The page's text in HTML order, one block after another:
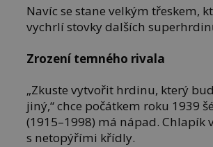
Navíc se stane velkým třeskem,
vychrlí stovky dalších
Zrození temného rivala
„Zkuste vytvořit hrdinu, který
jiný,“ chce počátkem roku 1939
(1915–1998) má nápad. Chlapík
s netopýřími křídly.